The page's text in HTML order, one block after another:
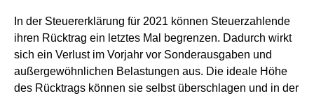
In der Steuererklärung für 2021 können Steuerzahlende
ihren Rücktrag ein letztes Mal begrenzen. Dadurch wirkt
sich ein Verlust im Vorjahr vor Sonderausgaben und
außergewöhnlichen Belastungen aus. Die ideale Höhe
des Rücktrags können sie selbst überschlagen und in der